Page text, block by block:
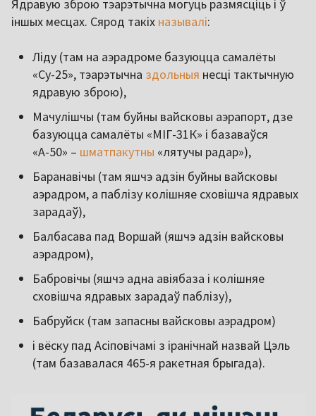
Ядравую зброю тэарэтычна могуць размясціць і ў
іншых месцах. Сярод такіх называлі:
Ліду (там на аэрадроме базуюцца самалёты
«Су-25», тэарэтычна здольныя несці тактычную
ядравую зброю),
Мачулішчы (там буйны вайсковы аэрапорт, дзе
базуюцца самалёты «МІГ-31К» і базаваўся
«А-50» – шматпакутны «лятучы радар»),
Баранавічы (там яшчэ адзін буйны вайсковы
аэрадром, а паблізу колішняе сховішча ядравых
зарадаў),
Балбасава пад Воршай (яшчэ адзін вайсковы
аэрадром),
Бабровічы (яшчэ адна авіябаза і колішняе
сховішча ядравых зарадаў паблізу),
Бабруйск (там запасны вайсковы аэрадром)
і вёску пад Асіповічамі з іранічнай назвай Цэль
(там базавалася 465-я ракетная брыгада).